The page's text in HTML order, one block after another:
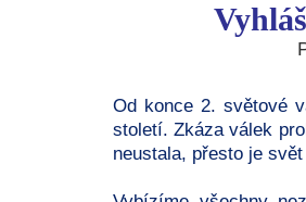
Od konce 2. světové
století. Zkáza válek
neustala, přesto je